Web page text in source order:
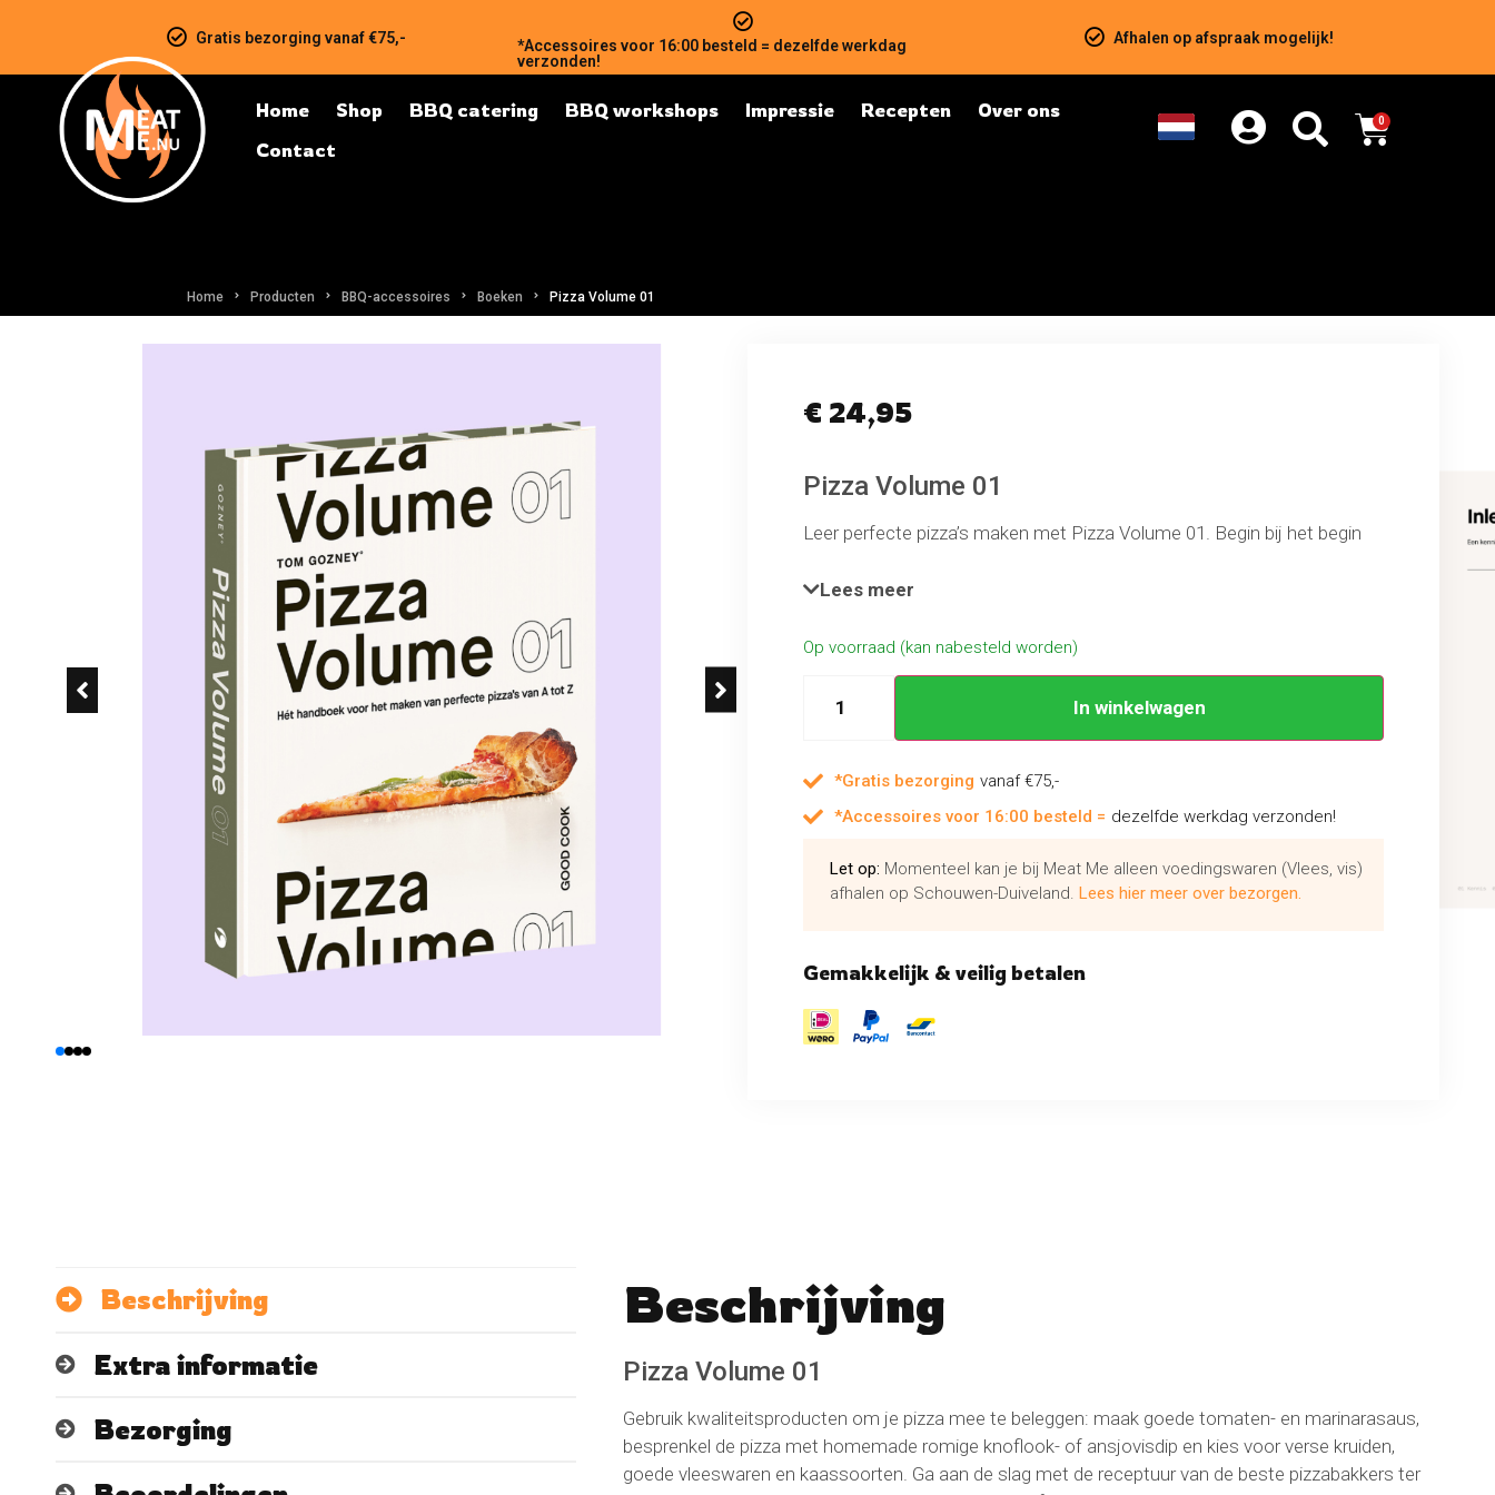
Gratis bezorging vanaf €75,-
*Accessoires voor 16:00 besteld = dezelfde werkdag
verzonden!
Afhalen op afspraak mogelijk!
Home Shop BBQ catering BBQ workshops Impressie Recepten
Over ons
Contact
0
Home Producten BBQ-accessoires Boeken Pizza Volume 01
€ 24,95
Pizza Volume 01
Leer perfecte pizza’s maken met Pizza Volume 01. Begin bij het begin
Siciliaans pizzadeeg; maak voordeeg zoals poolish (voor een New York-
Kneed je deeg met de hand of machine en versta de kunst van het
opbollen en uitrekken van deeg.
Lees meer
Op voorraad (kan nabesteld worden)
In winkelwagen
*Gratis bezorging vanaf €75,-
*Accessoires voor 16:00 besteld = dezelfde werkdag verzonden!
Let op: Momenteel kan je bij Meat Me alleen voedingswaren (Vlees, vis)
afhalen op Schouwen-Duiveland. Lees hier meer over bezorgen.
Gemakkelijk & veilig betalen
Beschrijving
Extra informatie
Bezorging
Beschrijving
Pizza Volume 01
Gebruik kwaliteitsproducten om je pizza mee te beleggen: maak goede tomaten- en marinarasaus,
besprenkel de pizza met homemade romige knoflook- of ansjovisdip en kies voor verse kruiden,
goede vleeswaren en kaassoorten. Ga aan de slag met de receptuur van de beste pizzabakkers ter
No reviews found Schrijf een beoordeling